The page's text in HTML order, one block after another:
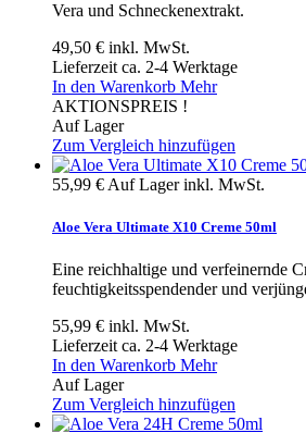
Vera und Schneckenextrakt.
49,50 € inkl. MwSt.
Lieferzeit ca. 2-4 Werktage
In den Warenkorb Mehr
AKTIONSPREIS !
Auf Lager
Zum Vergleich hinzufügen
55,99 € Auf Lagerinkl. MwSt.
Aloe Vera Ultimate X10 Creme 50ml
Eine reichhaltige und verfeinernde
feuchtigkeitsspendender und
55,99 € inkl. MwSt.
Lieferzeit ca. 2-4 Werktage
In den Warenkorb Mehr
Auf Lager
Zum Vergleich hinzufügen